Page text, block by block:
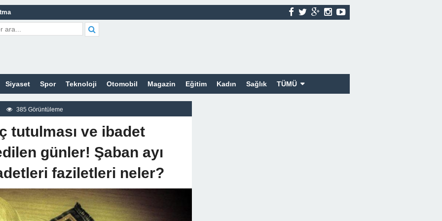
Nelerdir?
Nelerdir?
Nelerdir?
Bayan Sitesi
Siyaset Spor Teknoloji Otomobil Magazin Eğitim Kadın Sağlık TÜMÜ
385 Görüntüleme
tutulması ve ibadet
günler! Şaban ayı
faziletleri neler?